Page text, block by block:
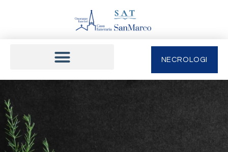
NECROLOGI